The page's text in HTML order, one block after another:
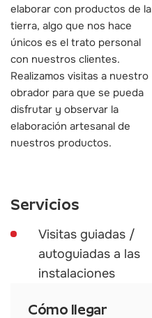
elaborar con productos de la
tierra, algo que nos hace
únicos es el trato personal
con nuestros clientes.
Realizamos visitas a nuestro
obrador para que se pueda
disfrutar y observar la
elaboración artesanal de
nuestros productos.
Servicios
Visitas guiadas /
autoguiadas a las
instalaciones
Cómo llegar